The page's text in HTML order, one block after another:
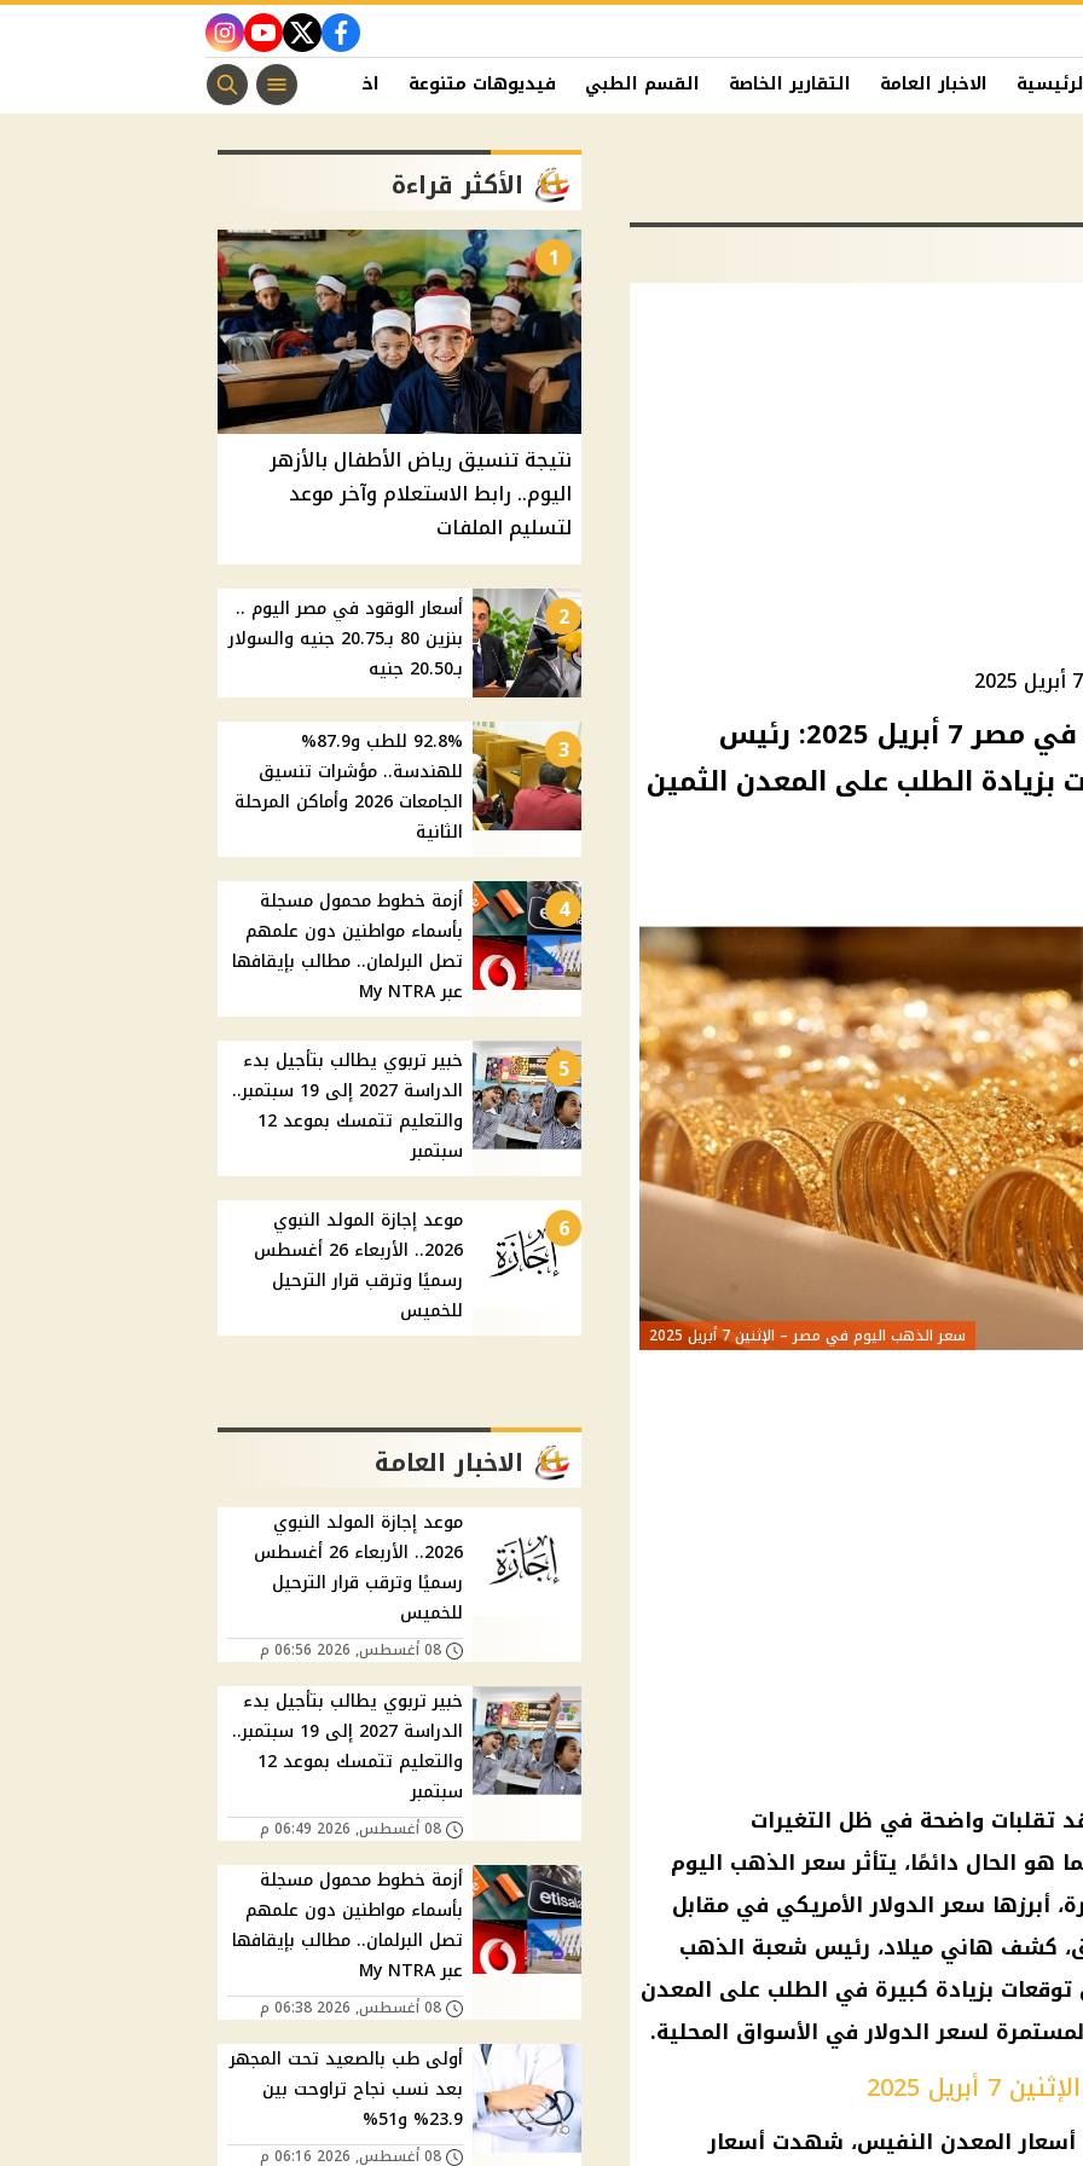
facebook
twitter
youtube
instagram
الاخبار العامة التقارير الخاصة القسم الطبي فيديوهات متنوعة اخبار الفن منوعات مسيحية
سعر الذهب اليوم الأثنين في مصر 7 أبريل 2025: رئيس
الطلب على المعدن الثمين
سعر الذهب اليوم في مصر – الإثنين 7 أبريل 2025
واضحة في ظل التغيرات
هو الحال دائمًا، يتأثر سعر الذهب اليوم
أبرزها سعر الدولار الأمريكي في مقابل
كشف هاني ميلاد، رئيس شعبة الذهب
توقعات بزيادة كبيرة في الطلب على المعدن
لسعر الدولار في الأسواق المحلية.
2025
أسعار المعدن النفيس، شهدت أسعار
الأكثر قراءة
1
نتيجة تنسيق رياض الأطفال بالأزهر
اليوم.. رابط الاستعلام وآخر موعد
لتسليم الملفات
2
أسعار الوقود في مصر اليوم ..
بنزين 80 بـ20.75 جنيه والسولار
بـ20.50 جنيه
3
92.8% للطب و87.9%
للهندسة.. مؤشرات تنسيق
الجامعات 2026 وأماكن المرحلة
الثانية
4
أزمة خطوط محمول مسجلة
بأسماء مواطنين دون علمهم
تصل البرلمان.. مطالب بإيقافها
عبر My NTRA
5
خبير تربوي يطالب بتأجيل بدء
الدراسة 2027 إلى 19 سبتمبر..
والتعليم تتمسك بموعد 12
سبتمبر
6
موعد إجازة المولد النبوي
2026.. الأربعاء 26 أغسطس
رسميًا وترقب قرار الترحيل
للخميس
الاخبار العامة
موعد إجازة المولد النبوي
2026.. الأربعاء 26 أغسطس
رسميًا وترقب قرار الترحيل
للخميس
08 أغسطس, 2026 06:56 م
خبير تربوي يطالب بتأجيل بدء
الدراسة 2027 إلى 19 سبتمبر..
والتعليم تتمسك بموعد 12
سبتمبر
08 أغسطس, 2026 06:49 م
أزمة خطوط محمول مسجلة
بأسماء مواطنين دون علمهم
تصل البرلمان.. مطالب بإيقافها
عبر My NTRA
08 أغسطس, 2026 06:38 م
أولى طب بالصعيد تحت المجهر
بعد نسب نجاح تراوحت بين
23.9% و51%
08 أغسطس, 2026 06:16 م